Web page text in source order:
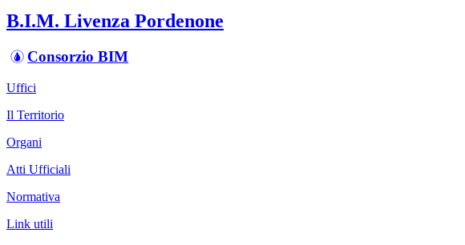
B.I.M. Livenza Pordenone
Consorzio BIM
Uffici
Il Territorio
Organi
Atti Ufficiali
Normativa
Link utili